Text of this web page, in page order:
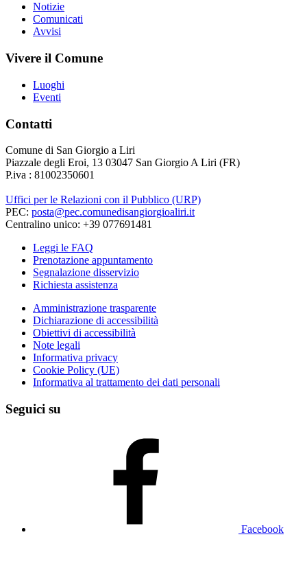
Notizie
Comunicati
Avvisi
Vivere il Comune
Luoghi
Eventi
Contatti
Comune di San Giorgio a Liri
Piazzale degli Eroi, 13 03047 San Giorgio A Liri (FR)
P.iva : 81002350601
Uffici per le Relazioni con il Pubblico (URP)
PEC: posta@pec.comunedisangiorgioaliri.it
Centralino unico: +39 077691481
Leggi le FAQ
Prenotazione appuntamento
Segnalazione disservizio
Richiesta assistenza
Amministrazione trasparente
Dichiarazione di accessibilità
Obiettivi di accessibilità
Note legali
Informativa privacy
Cookie Policy (UE)
Informativa al trattamento dei dati personali
Seguici su
Facebook